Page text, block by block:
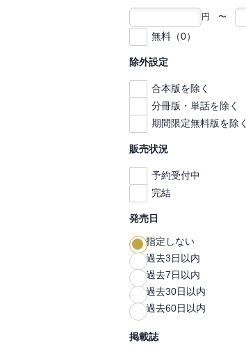
円 〜
無料（0）
除外設定
合本版を除く
分冊版・単話を除く
期間限定無料版を除く
販売状況
予約受付中
完結
発売日
指定しない
過去3日以内
過去7日以内
過去30日以内
過去60日以内
掲載誌